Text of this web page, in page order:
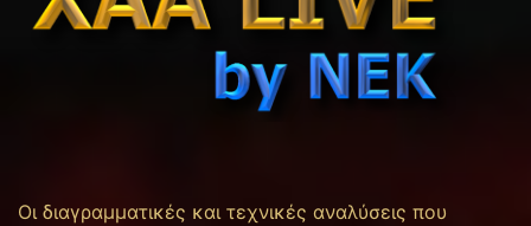
Οι διαγραμματικές και τεχνικές αναλύσεις που